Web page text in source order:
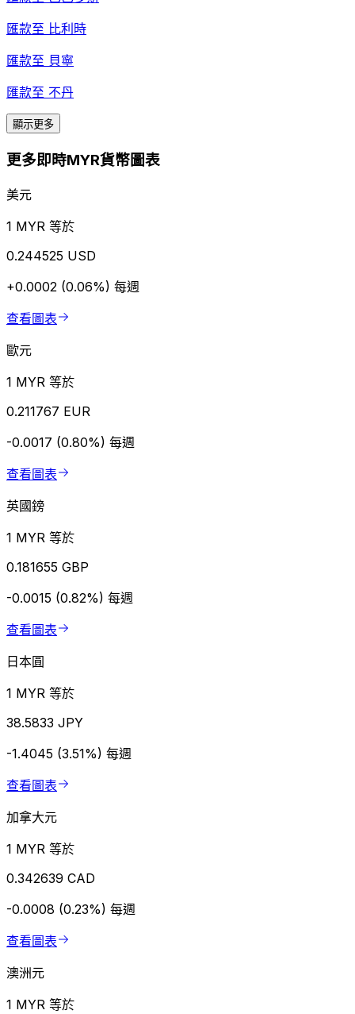
匯款至 比利時
匯款至 貝寧
匯款至 不丹
顯示更多
更多即時MYR貨幣圖表
美元
1 MYR 等於
0.244525 USD
+0.0002 (0.06%) 每週
查看圖表
歐元
1 MYR 等於
0.211767 EUR
-0.0017 (0.80%) 每週
查看圖表
英國鎊
1 MYR 等於
0.181655 GBP
-0.0015 (0.82%) 每週
查看圖表
日本圓
1 MYR 等於
38.5833 JPY
-1.4045 (3.51%) 每週
查看圖表
加拿大元
1 MYR 等於
0.342639 CAD
-0.0008 (0.23%) 每週
查看圖表
澳洲元
1 MYR 等於